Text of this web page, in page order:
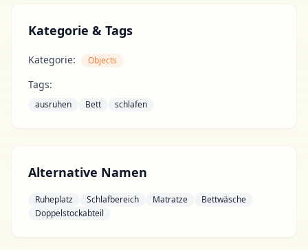
Kategorie & Tags
Kategorie: Objects
Tags:
ausruhen Bett schlafen
Alternative Namen
Ruheplatz Schlafbereich Matratze
Bettwäsche
Doppelstockabteil